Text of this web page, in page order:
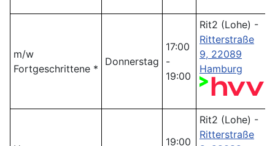
m/w
Fortgeschrittene *
Donnerstag
17:00
-
19:00
Rit2 (Lohe) -
Ritterstraße
9, 22089
Hamburg
19:00
Rit2 (Lohe) -
Ritterstraße